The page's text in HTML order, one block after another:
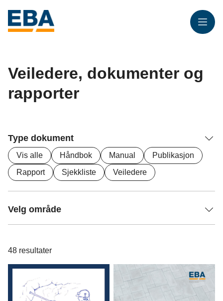
Meny
Veiledere, dokumenter og
rapporter
Type dokument
Vis alle Håndbok Manual
Publikasjon
Rapport
Sjekkliste Veiledere
Velg område
48 resultater